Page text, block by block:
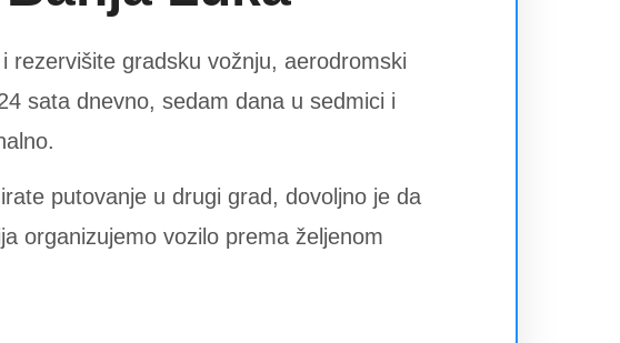
rezervišite gradsku vožnju, aerodromski
sata dnevno, sedam dana u sedmici i
putovanje u drugi grad, dovoljno je da
organizujemo vozilo prema željenom